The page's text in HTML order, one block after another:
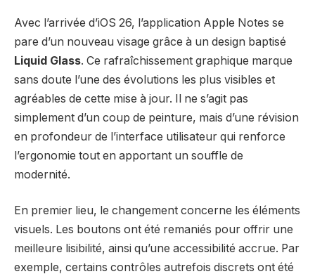
Avec l’arrivée d’iOS 26, l’application Apple Notes se
pare d’un nouveau visage grâce à un design baptisé
Liquid Glass. Ce rafraîchissement graphique marque
sans doute l’une des évolutions les plus visibles et
agréables de cette mise à jour. Il ne s’agit pas
simplement d’un coup de peinture, mais d’une révision
en profondeur de l’interface utilisateur qui renforce
l’ergonomie tout en apportant un souffle de
modernité.
En premier lieu, le changement concerne les éléments
visuels. Les boutons ont été remaniés pour offrir une
meilleure lisibilité, ainsi qu’une accessibilité accrue. Par
exemple, certains contrôles autrefois discrets ont été